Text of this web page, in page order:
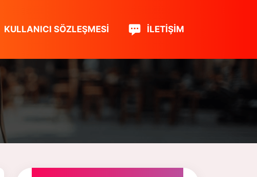
KULLANICI SÖZLEŞMESI İLETIŞIM